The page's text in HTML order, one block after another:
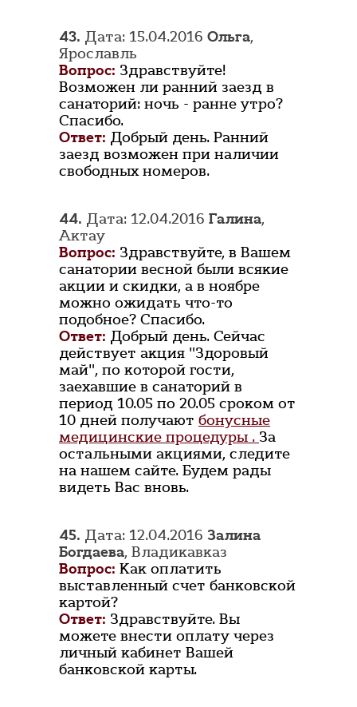
43. Дата: 15.04.2016 Ольга,
Ярославль
Вопрос: Здравствуйте!
Возможен ли ранний заезд в
санаторий: ночь - ранне утро?
Спасибо.
Ответ: Добрый день. Ранний
заезд возможен при наличии
свободных номеров.
44. Дата: 12.04.2016 Галина,
Актау
Вопрос: Здравствуйте, в Вашем
санатории весной были всякие
акции и скидки, а в ноябре
можно ожидать что-то
подобное? Спасибо.
Ответ: Добрый день. Сейчас
действует акция "Здоровый
май", по которой гости,
заехавшие в санаторий в
период 10.05 по 20.05 сроком от
10 дней получают бонусные
медицинские процедуры . За
остальными акциями, следите
на нашем сайте. Будем рады
видеть Вас вновь.
45. Дата: 12.04.2016 Залина
Богдаева, Владикавказ
Вопрос: Как оплатить
выставленный счет банковской
картой?
Ответ: Здравствуйте. Вы
можете внести оплату через
личный кабинет Вашей
банковской карты.